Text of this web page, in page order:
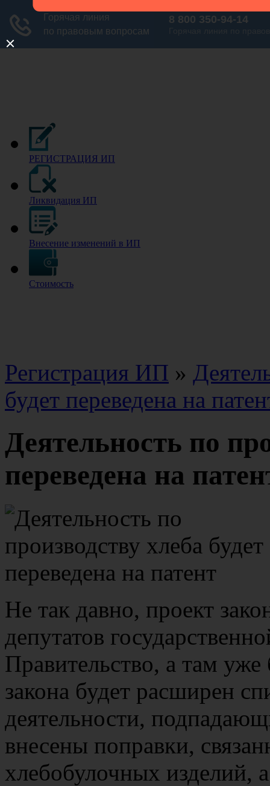
РЕГИСТРАЦИЯ ИП
Ликвидация ИП
Внесение изменений в ИП
Стоимость
Регистрация ИП »
будет переведена на
Деятельность по
переведена на
Не так давно, проект
депутатов
Правительство, а там
закона будет расширен
деятельности,
внесены поправки,
хлебобулочных изделий,